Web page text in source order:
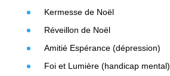
Kermesse de Noël
Réveillon de Noël
Amitié Espérance (dépression)
Foi et Lumière (handicap mental)